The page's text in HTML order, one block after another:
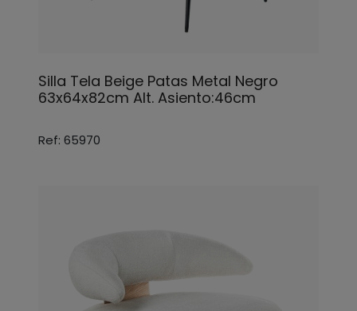
Silla Tela Beige Patas Metal Negro
63x64x82cm Alt. Asiento:46cm
Ref: 65970